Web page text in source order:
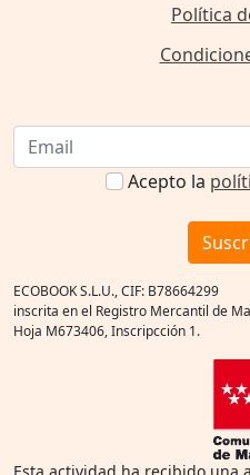
Política
Acepto la
ECOBOOK S.L.U., CIF: B78664299
inscrita en el Registro Mercantil de
Hoja M673406, Inscripcción 1.